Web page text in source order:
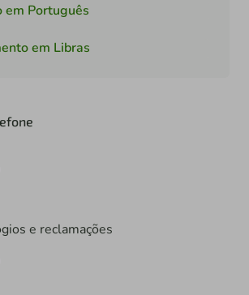
Português
em Libras
e reclamações